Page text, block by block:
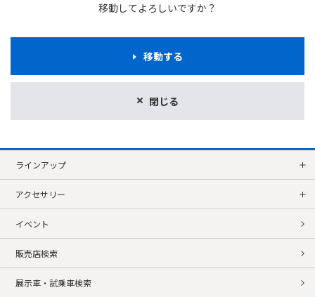
移動してよろしいですか？
閉じる
移動する
ラインアップ
アクセサリー
イベント
販売店検索
展示車・試乗車検索